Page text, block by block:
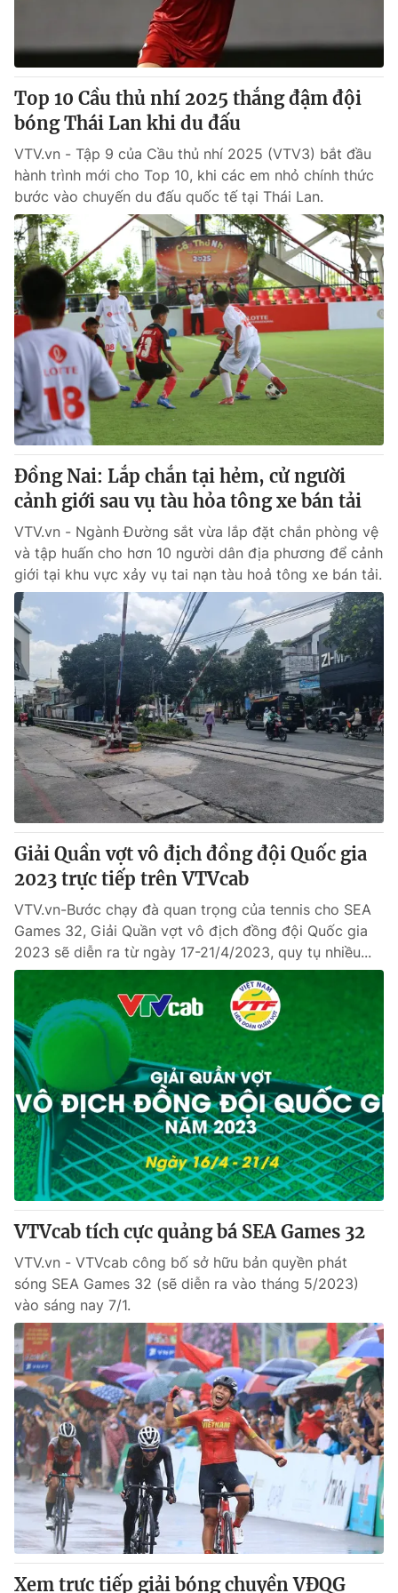
Tấm lòng Việt
VTV4 Vươn mình bằng AI
VTV9 VTV8
Liên hệ tòa soạn English
THỜI BÁO VTV
Theo dõi báo trên
Cơ quan chủ quản:Đài Truyền hình Việt Nam
Cơ quan báo chí:Thời báo VTV
Giấy phép hoạt động báo in và báo điện tử số 483/GP-BTTTT
cấp ngày 29/12/2023
Tổng Biên tập:Vũ Thanh Thủy
Phó Tổng Biên tập:Nguyễn Thị Mỹ Hạnh, Phạm Quốc Thắng,
Nguyễn Trọng Ninh
Tổng đài VTV: 024.38 355 931 - 024.38 355 932
Ðiện thoại Thời báo VTV:024.66 897 897
Email:toasoan@vtv.vn
Liên hệ quảng cáo:024-7300.7108
® Cấm sao chép dưới mọi hình thức nếu không có sự chấp
thuận bằng văn bản. Ghi rõ nguồn VTV.vn khi phát hành lại
thông tin từ website này.
Top 10 Cầu thủ nhí 2025 thắng đậm đội
bóng Thái Lan khi du đấu
VTV.vn - Tập 9 của Cầu thủ nhí 2025 (VTV3) bắt đầu
hành trình mới cho Top 10, khi các em nhỏ chính thức
bước vào chuyến du đấu quốc tế tại Thái Lan.
Đồng Nai: Lắp chắn tại hẻm, cử người
cảnh giới sau vụ tàu hỏa tông xe bán tải
VTV.vn - Ngành Đường sắt vừa lắp đặt chắn phòng vệ
và tập huấn cho hơn 10 người dân địa phương để cảnh
giới tại khu vực xảy vụ tai nạn tàu hoả tông xe bán tải.
Giải Quần vợt vô địch đồng đội Quốc gia
2023 trực tiếp trên VTVcab
VTV.vn-Bước chạy đà quan trọng của tennis cho SEA
Games 32, Giải Quần vợt vô địch đồng đội Quốc gia
2023 sẽ diễn ra từ ngày 17-21/4/2023, quy tụ nhiều...
VTVcab tích cực quảng bá SEA Games 32
VTV.vn - VTVcab công bố sở hữu bản quyền phát
sóng SEA Games 32 (sẽ diễn ra vào tháng 5/2023)
vào sáng nay 7/1.
Xem trực tiếp giải bóng chuyền VĐQG